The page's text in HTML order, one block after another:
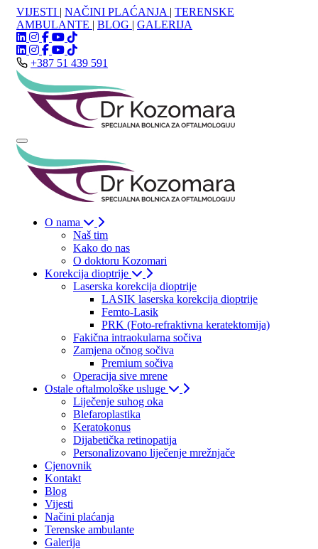
VIJESTI | NAČINI PLAĆANJA | TERENSKE
AMBULANTE | BLOG | GALERIJA
+387 51 439 591
O nama
Naš tim
Kako do nas
O doktoru Kozomari
Korekcija dioptrije
Laserska korekcija dioptrije
LASIK laserska korekcija dioptrije
Femto-Lasik
PRK (Foto-refraktivna keratektomija)
Fakična intraokularna sočiva
Zamjena očnog sočiva
Premium sočiva
Operacija sive mrene
Ostale oftalmološke usluge
Liječenje suhog oka
Blefaroplastika
Keratokonus
Dijabetička retinopatija
Personalizovano liječenje mrežnjače
Cjenovnik
Kontakt
Blog
Vijesti
Načini plaćanja
Terenske ambulante
Galerija